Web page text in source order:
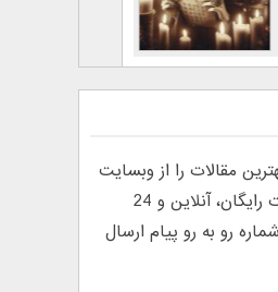
147194
مقالات را از وبسایت
های فارسی و انگلیسی پیدا کرده و منتشر می کند. به دلیل درخواست خوانندگان مبنی بر معرفی روانشناس آنلاین، ما تیم نوین بینش را معرفی می کنیم که به صورت رایگان، آنلاین و 24
رو به رو پیام ارسال